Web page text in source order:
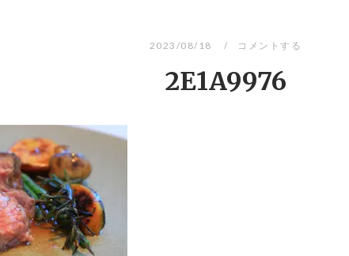
2023/08/18 コメントする
2E1A9976